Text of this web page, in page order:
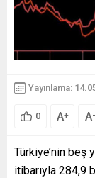
Yayınlama:
0 A+ A-
Türkiye’nin beş
itibarıyla 284,9